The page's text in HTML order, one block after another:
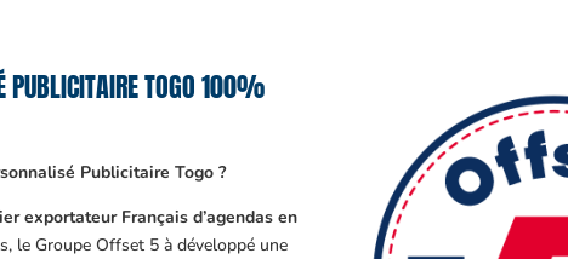
PUBLICITAIRE TOGO 100%
Publicitaire Togo ?
exportateur Français d’agendas en
le Groupe Offset 5 à développé une